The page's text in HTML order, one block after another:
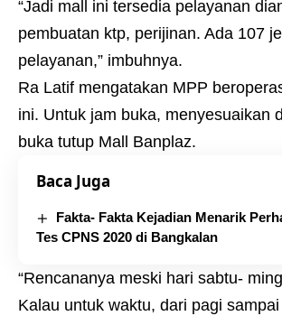
“Jadi mall ini tersedia pelayanan
pembuatan ktp, perijinan. Ada 107
pelayanan,” imbuhnya.
Ra Latif mengatakan MPP
ini. Untuk jam buka, menyesuaikan
buka tutup Mall Banplaz.
Baca Juga
Fakta- Fakta Kejadian Menarik
Tes CPNS 2020 di Bangkalan
“Rencananya meski hari sabtu-
Kalau untuk waktu, dari pagi sampai